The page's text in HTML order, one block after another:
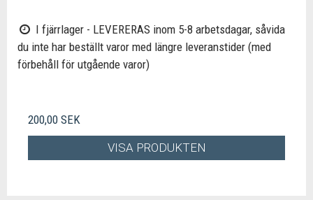
I fjärrlager - LEVERERAS inom 5-8 arbetsdagar, såvida
du inte har beställt varor med längre leveranstider (med
förbehåll för utgående varor)
200,00 SEK
VISA PRODUKTEN